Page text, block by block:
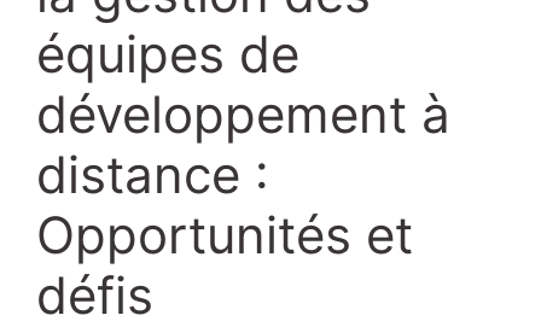
équipes de
développement à
distance :
Opportunités et
défis